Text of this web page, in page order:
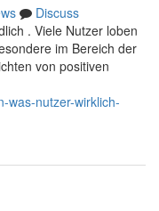
Discuss
. Viele Nutzer loben
im Bereich der
von positiven
was-nutzer-wirklich-